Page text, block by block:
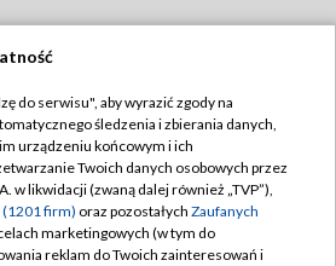
TVP
Regulamin TVP
prywatności
Moje zgody
do serwisu", aby wyrazić zgody na
śledzenia i zbierania danych,
urządzeniu końcowym i ich
Twoich danych osobowych przez
w likwidacji (zwaną dalej również „TVP”),
(1201 firm) oraz pozostałych Zaufanych
marketingowych (w tym do
reklam do Twoich zainteresowań i